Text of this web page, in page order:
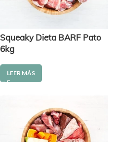
Squeaky Dieta BARF Pato
6kg
LEER MÁS